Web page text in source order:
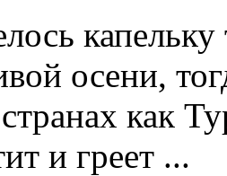
осени,
как
и греет ...